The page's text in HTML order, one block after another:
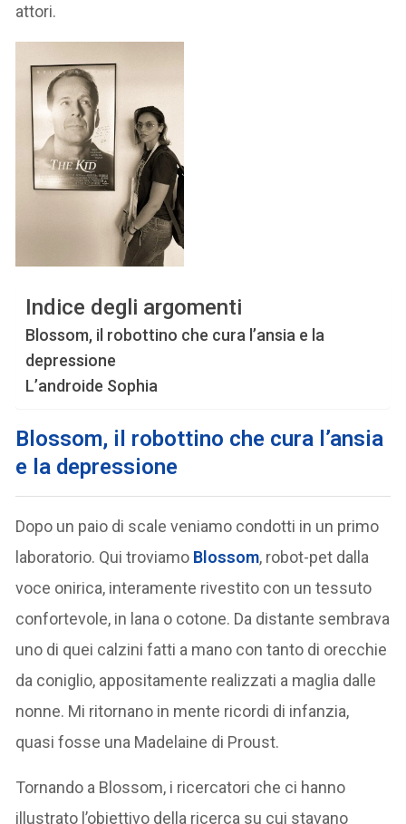
attori.
Indice degli argomenti
Blossom, il robottino che cura l’ansia e la
depressione
L’androide Sophia
Blossom, il robottino che cura l’ansia
e la depressione
Dopo un paio di scale veniamo condotti in un primo
laboratorio. Qui troviamo Blossom, robot-pet dalla
voce onirica, interamente rivestito con un tessuto
confortevole, in lana o cotone. Da distante sembrava
uno di quei calzini fatti a mano con tanto di orecchie
da coniglio, appositamente realizzati a maglia dalle
nonne. Mi ritornano in mente ricordi di infanzia,
quasi fosse una Madelaine di Proust.
Tornando a Blossom, i ricercatori che ci hanno
illustrato l’obiettivo della ricerca su cui stavano